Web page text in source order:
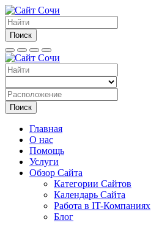
Поиск
Поиск
Главная
О нас
Помощь
Услуги
Обзор Сайта
Категории Сайтов
Календарь Сайта
Работа в IT-Компаниях
Блог